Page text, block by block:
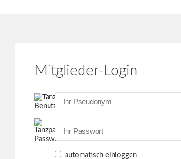
Mitglieder-Login
automatisch einloggen